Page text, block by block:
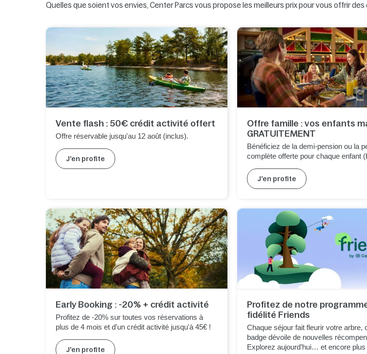
Quelles que soient vos envies, Center Parcs vous propose les meilleurs prix pour vous offrir
Vente flash : 50€ crédit activité offert
Offre réservable jusqu'au 12 août (inclus).
J'en profite
Offre famille : vos enfants
GRATUITEMENT
Bénéficiez de la demi-pension ou la
complète offerte pour chaque enfant
J'en profite
Early Booking : -20% + crédit activité
Profitez de -20% sur toutes vos réservations à
plus de 4 mois et d'un crédit activité jusqu'à 45€ !
J'en profite
Profitez de notre
fidélité Friends​
Chaque séjour fait fleurir votre arbre,
badge dévoile de nouvelles
Explorez aujourd’hui… et encore plus